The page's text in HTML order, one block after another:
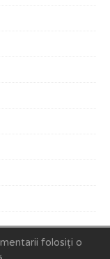
folosiți o